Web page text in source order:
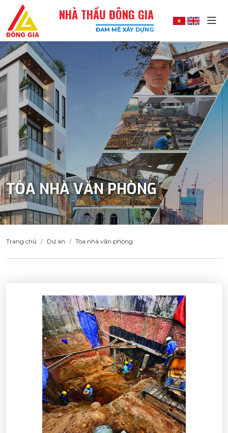
Đông
Gia
-
Công
Xây
Dựng
Uy
Tín,
Chất
Lượng
Cao
NHÀ THẦU ĐÔNG GIA
ĐAM MÊ XÂY DỰNG
TÒA NHÀ VĂN PHÒNG
Trang chủ Dự án Tòa nhà văn phòng